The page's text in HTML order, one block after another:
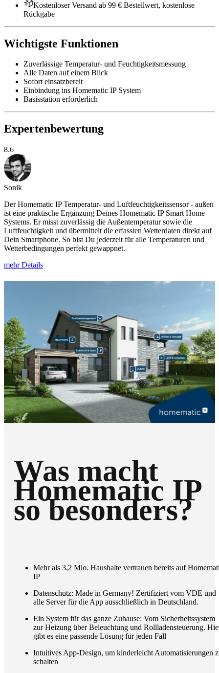
Kostenloser Versand ab 99 € Bestellwert, kostenlose
Rückgabe
Wichtigste Funktionen
Zuverlässige Temperatur- und Feuchtigkeitsmessung
Alle Daten auf einem Blick
Sofort einsatzbereit
Einbindung ins Homematic IP System
Basisstation erforderlich
Expertenbewertung
8.6
Sonik
Der Homematic IP Temperatur- und Luftfeuchtigkeitssensor - außen
ist eine praktische Ergänzung Deines Homematic IP Smart Home
Systems. Er misst zuverlässig die Außentemperatur sowie die
Luftfeuchtigkeit und übermittelt die erfassten Wetterdaten direkt auf
Dein Smartphone. So bist Du jederzeit für alle Temperaturen und
Wetterbedingungen perfekt gewappnet.
mehr Details
Was macht
Homematic IP
so besonders?
Mehr als 3,2 Mio. Haushalte vertrauen bereits auf
IP
Datenschutz: Made in Germany! Zertifiziert vom VDE und
alle Server für die App ausschließlich in Deutschland.
Ein System für das ganze Zuhause: Vom Sicherheitssystem
zur Heizung über Beleuchtung und Rollladensteuerung.
gibt es eine passende Lösung für jeden Fall
Intuitives App-Design, um kinderleicht Automatisierungen
schalten